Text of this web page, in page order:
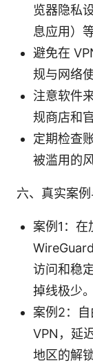
览器隐私
息应用）
避免在
规与网络
注意软件
规商店和
定期检查
被滥用的风
六、真实案
案例1：
访问和稳
掉线极少。
案例2：
VPN，延
地区的解